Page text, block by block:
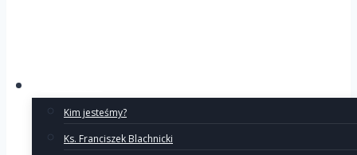
Kim jesteśmy?
Ks. Franciszek Blachnicki